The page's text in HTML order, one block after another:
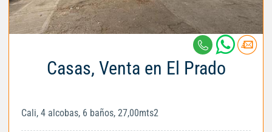
Casas, Venta en El Prado
Cali, 4 alcobas, 6 baños, 27,00mts2